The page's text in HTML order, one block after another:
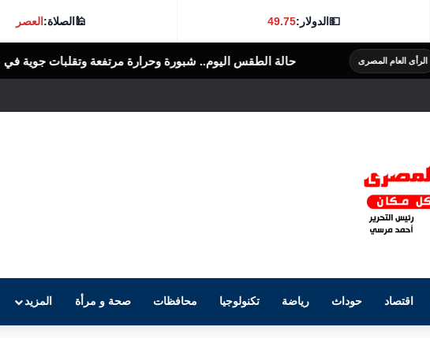
💵الدولار:49.75
🕌الصلاة:العصر
حالة الطقس اليوم.. شبورة وحرارة مرتفعة وتقلبات جوية في عدة محافظات الرأى العام
اقتصاد حوداث رياضة تكنولوجيا محافظات صحة و مرأة المزيد